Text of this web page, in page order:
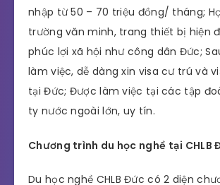
nhập từ 50 – 70 triệu đồng/ tháng;
trường văn minh, trang thiết bị hiện
phúc lợi xã hội như công dân Đức;
làm việc, dễ dàng xin visa cư trú và
tại Đức; Được làm việc tại các tập
ty nước ngoài lớn, uy tín.
Chương trình du học nghề tại CHLB
Du học nghề CHLB Đức có 2 diện